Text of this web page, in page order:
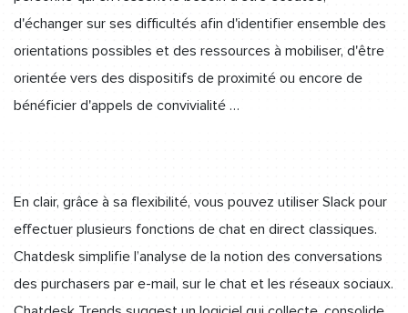
d'échanger sur ses difficultés afin d'identifier ensemble des
orientations possibles et des ressources à mobiliser, d'être
orientée vers des dispositifs de proximité ou encore de
bénéficier d'appels de convivialité …
En clair, grâce à sa flexibilité, vous pouvez utiliser Slack pour
effectuer plusieurs fonctions de chat en direct classiques.
Chatdesk simplifie l’analyse de la notion des conversations
des purchasers par e-mail, sur le chat et les réseaux sociaux.